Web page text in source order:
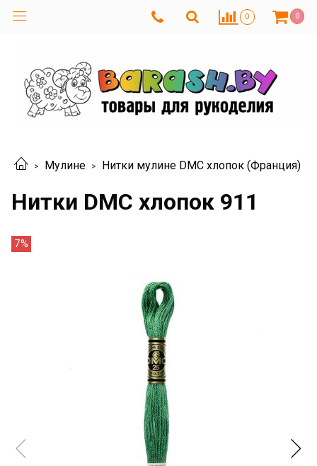
0 0
Мулине Нитки мулине DMC хлопок (Франция)
Нитки DMC хлопок 911
7%